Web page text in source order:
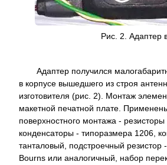
Рис. 2. Адаптер
Адаптер получился
в корпусе вышедшего из строя
изготовителя (рис. 2). Монтаж
макетной печатной плате.
поверхностного монтажа -
конденсаторы - типоразмера 1206,
танталовый, подстроечный
Bourns или аналогичный, набор